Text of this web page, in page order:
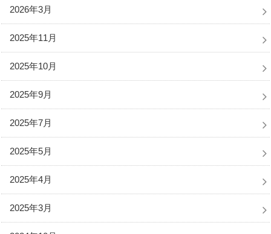
2026年3月
2025年11月
2025年10月
2025年9月
2025年7月
2025年5月
2025年4月
2025年3月